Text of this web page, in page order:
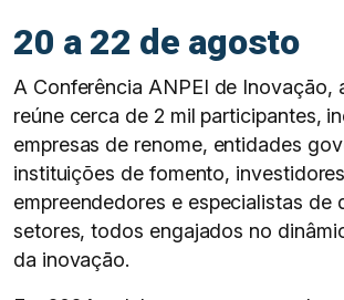
20 a 22 de agosto
A Conferência ANPEI de Inovaçāo,
reúne cerca de 2 mil participantes,
empresas de renome, entidades
instituições de fomento,
empreendedores e especialistas de
setores, todos engajados no
da inovaçāo.